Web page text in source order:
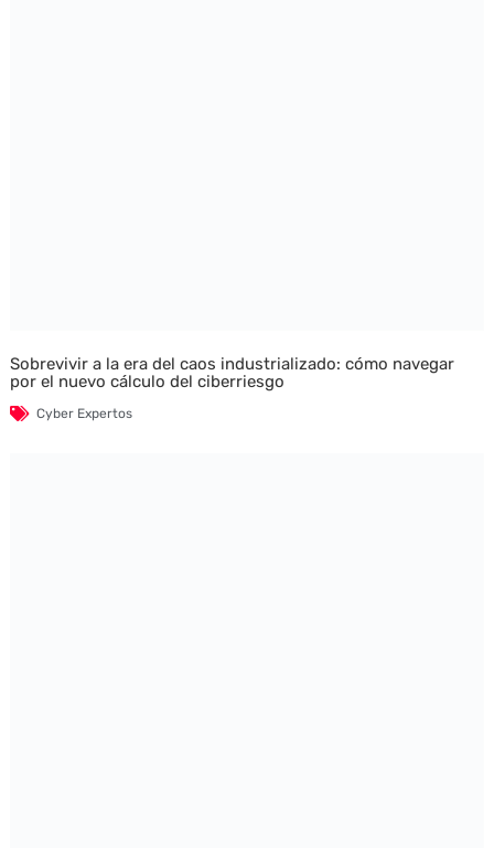
Sobrevivir a la era del caos industrializado: cómo navegar
por el nuevo cálculo del ciberriesgo
Cyber Expertos